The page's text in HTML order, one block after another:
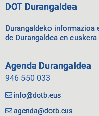
DOT Durangaldea
Durangaldeko informazioa
de Durangaldea en euskera
Agenda Durangaldea
946 550 033
info@dotb.eus
agenda@dotb.eus